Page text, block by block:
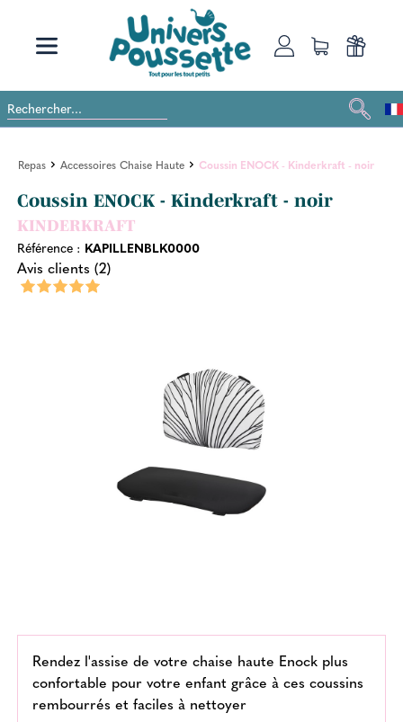
Repas Accessoires Chaise Haute Coussin ENOCK - Kinderkraft - noir
Coussin ENOCK - Kinderkraft - noir
KINDERKRAFT
Référence : KAPILLENBLK0000
Avis clients (2)
Rendez l'assise de votre chaise haute Enock plus
confortable pour votre enfant grâce à ces coussins
rembourrés et faciles à nettoyer